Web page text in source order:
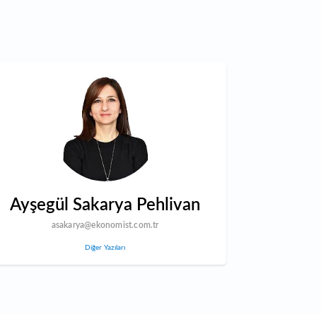
Ayşegül Sakarya Pehlivan
asakarya@ekonomist.com.tr
Diğer Yazıları